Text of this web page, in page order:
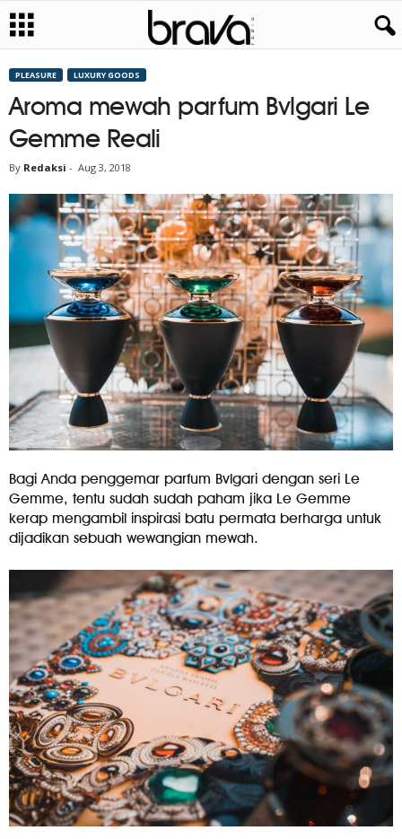
PLEASURE LUXURY GOODS
Aroma mewah parfum Bvlgari Le
Gemme Reali
By Redaksi - Aug 3, 2018
Bagi Anda penggemar parfum Bvlgari dengan seri Le
Gemme, tentu sudah sudah paham jika Le Gemme
kerap mengambil inspirasi batu permata berharga untuk
dijadikan sebuah wewangian mewah.